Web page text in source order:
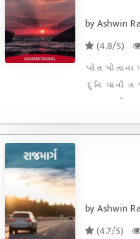
by Ashwin
(4.8/5)
દુનિયાની
ગુજરાતી
ઘરે થતી
by Ashwin
(4.7/5)